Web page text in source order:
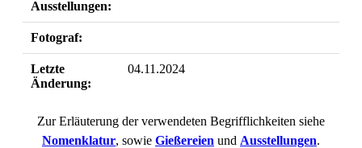
Ausstellungen:
Fotograf:
Letzte
Änderung:
04.11.2024
Zur Erläuterung der verwendeten Begrifflichkeiten siehe
Nomenklatur, sowie Gießereien und Ausstellungen.